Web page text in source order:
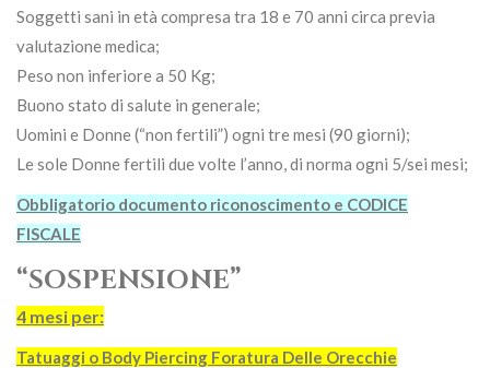
Soggetti sani in età compresa tra 18 e 70 anni circa previa
valutazione medica;
Peso non inferiore a 50 Kg;
Buono stato di salute in generale;
Uomini e Donne (“non fertili”) ogni tre mesi (90 giorni);
Le sole Donne fertili due volte l’anno, di norma ogni 5/sei mesi;
Obbligatorio documento riconoscimento e CODICE
FISCALE
“SOSPENSIONE”
4 mesi per:
Tatuaggi o Body Piercing Foratura Delle Orecchie